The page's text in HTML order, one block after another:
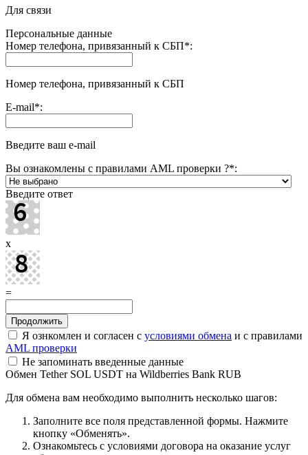
Для связи
Персональные данные
Номер телефона, привязанный к СБП*:
Номер телефона, привязанный к СБП
E-mail*:
Введите ваш e-mail
Вы ознакомлены с правилами AML проверки ?*:
Введите ответ
x
=
Я ознкомлен и согласен с условиями обмена и с правилами
AML проверки
Не запоминать введенные данные
Обмен Tether SOL USDT на Wildberries Bank RUB
Для обмена вам необходимо выполнить несколько шагов:
Заполните все поля представленной формы. Нажмите
кнопку «Обменять».
Ознакомьтесь с условиями договора на оказание услуг